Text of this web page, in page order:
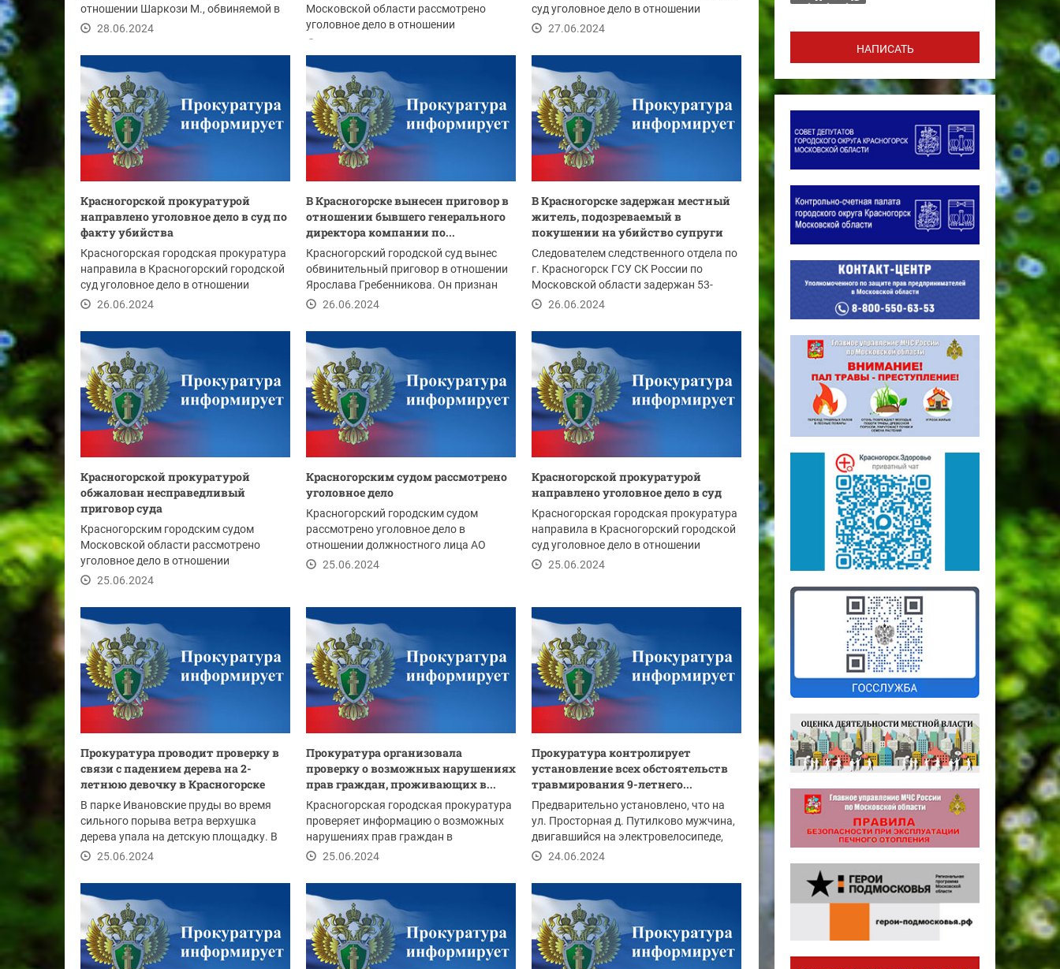
отношении Шаркози М., обвиняемой в
совершении преступления,...
28.06.2024
Московской области рассмотрено
уголовное дело в отношении
Богуславского Н., обвиняемого...
суд уголовное дело в отношении
безработной...
27.06.2024
Красногорской прокуратурой
направлено уголовное дело в суд по
факту убийства
Красногорская городская прокуратура
направила в Красногорский городской
суд уголовное дело в отношении
местного...
26.06.2024
В Красногорске вынесен приговор в
отношении бывшего генерального
директора компании по...
Красногорский городской суд вынес
обвинительный приговор в отношении
Ярослава Гребенникова. Он признан
виновным в...
26.06.2024
В Красногорске задержан местный
житель, подозреваемый в
покушении на убийство супруги
Следователем следственного отдела по
г. Красногорск ГСУ СК России по
Московской области задержан 53-
летний мужчина....
26.06.2024
Красногорской прокуратурой
обжалован несправедливый
приговор суда
Красногорским городским судом
Московской области рассмотрено
уголовное дело в отношении
Пайлеваняна М. и Сергеева К.,...
25.06.2024
Красногорским судом рассмотрено
уголовное дело
Красногорский городским судом
рассмотрено уголовное дело в
отношении должностного лица АО
«Красногорская теплосеть»,...
25.06.2024
Красногорской прокуратурой
направлено уголовное дело в суд
Красногорская городская прокуратура
направила в Красногорский городской
суд уголовное дело в отношении
должностного...
25.06.2024
Прокуратура проводит проверку в
связи с падением дерева на 2-
летнюю девочку в Красногорске
В парке Ивановские пруды во время
сильного порыва ветра верхушка
дерева упала на детскую площадку. В
результате...
25.06.2024
Прокуратура организовала
проверку о возможных нарушениях
прав граждан, проживающих в...
Красногорская городская прокуратура
проверяет информацию о возможных
нарушениях прав граждан в
учреждении,...
25.06.2024
Прокуратура контролирует
установление всех обстоятельств
травмирования 9-летнего...
Предварительно установлено, что на
ул. Просторная д. Путилково мужчина,
двигавшийся на электровелосипеде,
сбил...24.06.2024
НАПИСАТЬ